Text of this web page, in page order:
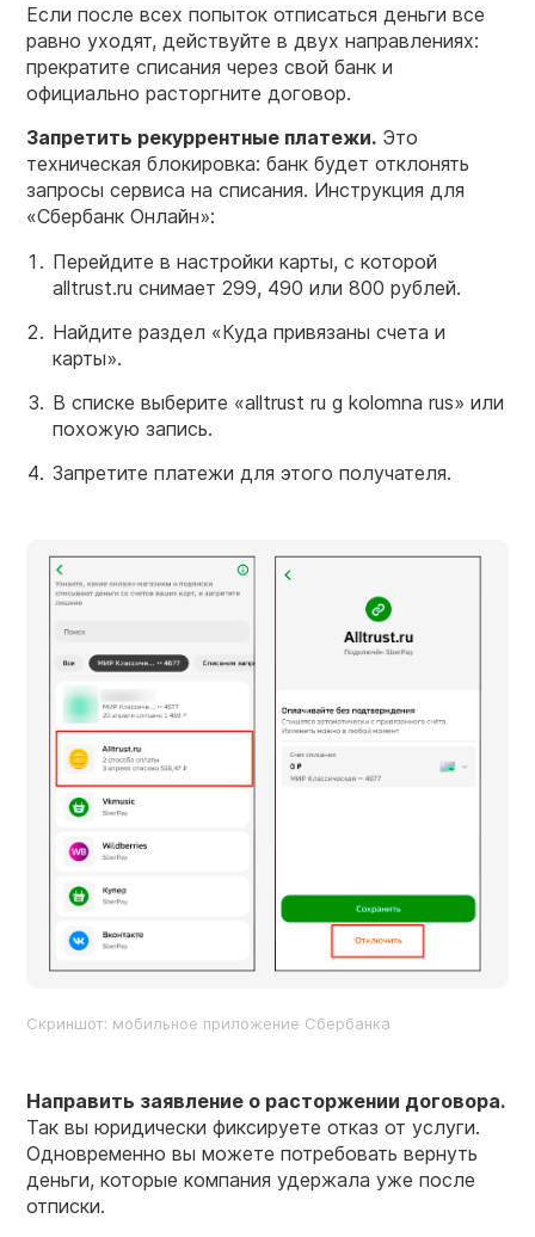
Если после всех попыток отписаться деньги все
равно уходят, действуйте в двух направлениях:
прекратите списания через свой банк и
официально расторгните договор.
Запретить рекуррентные платежи. Это
техническая блокировка: банк будет отклонять
запросы сервиса на списания. Инструкция для
«Сбербанк Онлайн»:
Перейдите в настройки карты, с которой
alltrust.ru снимает 299, 490 или 800 рублей.
Найдите раздел «Куда привязаны счета и
карты».
В списке выберите «alltrust ru g kolomna rus» или
похожую запись.
Запретите платежи для этого получателя.
Скриншот: мобильное приложение Сбербанка
Направить заявление о расторжении договора.
Так вы юридически фиксируете отказ от услуги.
Одновременно вы можете потребовать вернуть
деньги, которые компания удержала уже после
отписки.